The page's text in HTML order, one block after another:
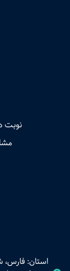
نوبت‌
استان: فارس،